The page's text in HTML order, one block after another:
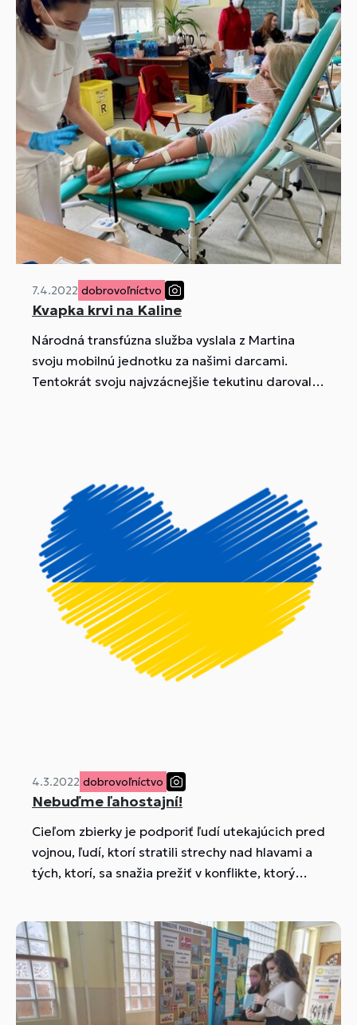
7.4.2022 dobrovoľníctvo
Kvapka krvi na Kaline
Národná transfúzna služba vyslala z Martina
svoju mobilnú jednotku za našimi darcami.
Tentokrát svoju najvzácnejšie tekutinu darovalo
4.3.2022 dobrovoľníctvo
Nebuďme ľahostajní!
Cieľom zbierky je podporiť ľudí utekajúcich pred
vojnou, ľudí, ktorí stratili strechy nad hlavami a
tých, ktorí, sa snažia prežiť v konflikte, ktorý
drogérie a trvanlivých potravín.